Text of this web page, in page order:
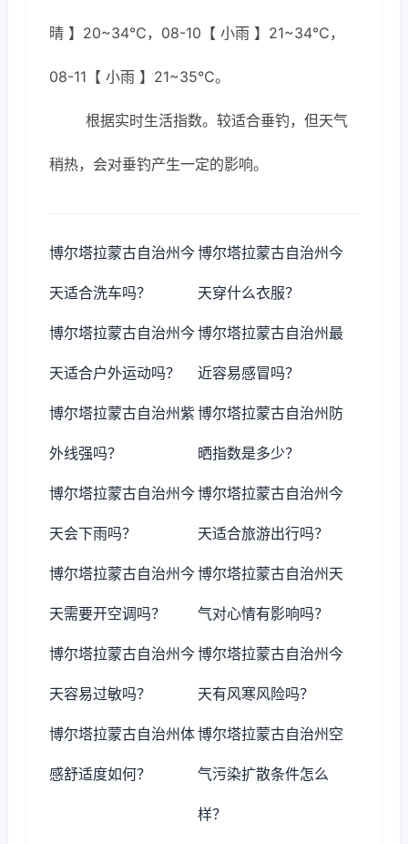
晴 】20~34℃，08-10【 小雨 】21~34℃，
08-11【 小雨 】21~35℃。
根据实时生活指数。较适合垂钓，但天气
稍热，会对垂钓产生一定的影响。
博尔塔拉蒙古自治州今
天适合洗车吗？
博尔塔拉蒙古自治州今
天穿什么衣服？
博尔塔拉蒙古自治州今
天适合户外运动吗？
博尔塔拉蒙古自治州最
近容易感冒吗？
博尔塔拉蒙古自治州紫
外线强吗？
博尔塔拉蒙古自治州防
晒指数是多少？
博尔塔拉蒙古自治州今
天会下雨吗？
博尔塔拉蒙古自治州今
天适合旅游出行吗？
博尔塔拉蒙古自治州今
天需要开空调吗？
博尔塔拉蒙古自治州天
气对心情有影响吗？
博尔塔拉蒙古自治州今
天容易过敏吗？
博尔塔拉蒙古自治州今
天有风寒风险吗？
博尔塔拉蒙古自治州体
感舒适度如何？
博尔塔拉蒙古自治州空
气污染扩散条件怎么
样？